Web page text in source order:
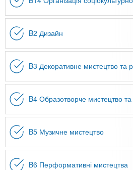
n
f
o
B2 Дизайн
B3 Декоративне мистецтво та
B4 Образотворче мистецтво та
B5 Музичне мистецтво
B6 Перформативні мистецтва